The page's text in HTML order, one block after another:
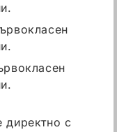
директно с